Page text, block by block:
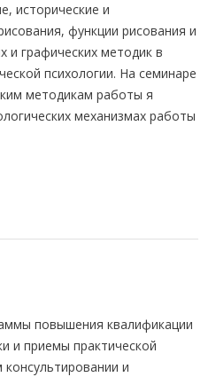
исторические и
функции рисования и
и графических методик в
психологии. На семинаре
методикам работы я
механизмах работы
повышения квалификации
и приемы практической
и